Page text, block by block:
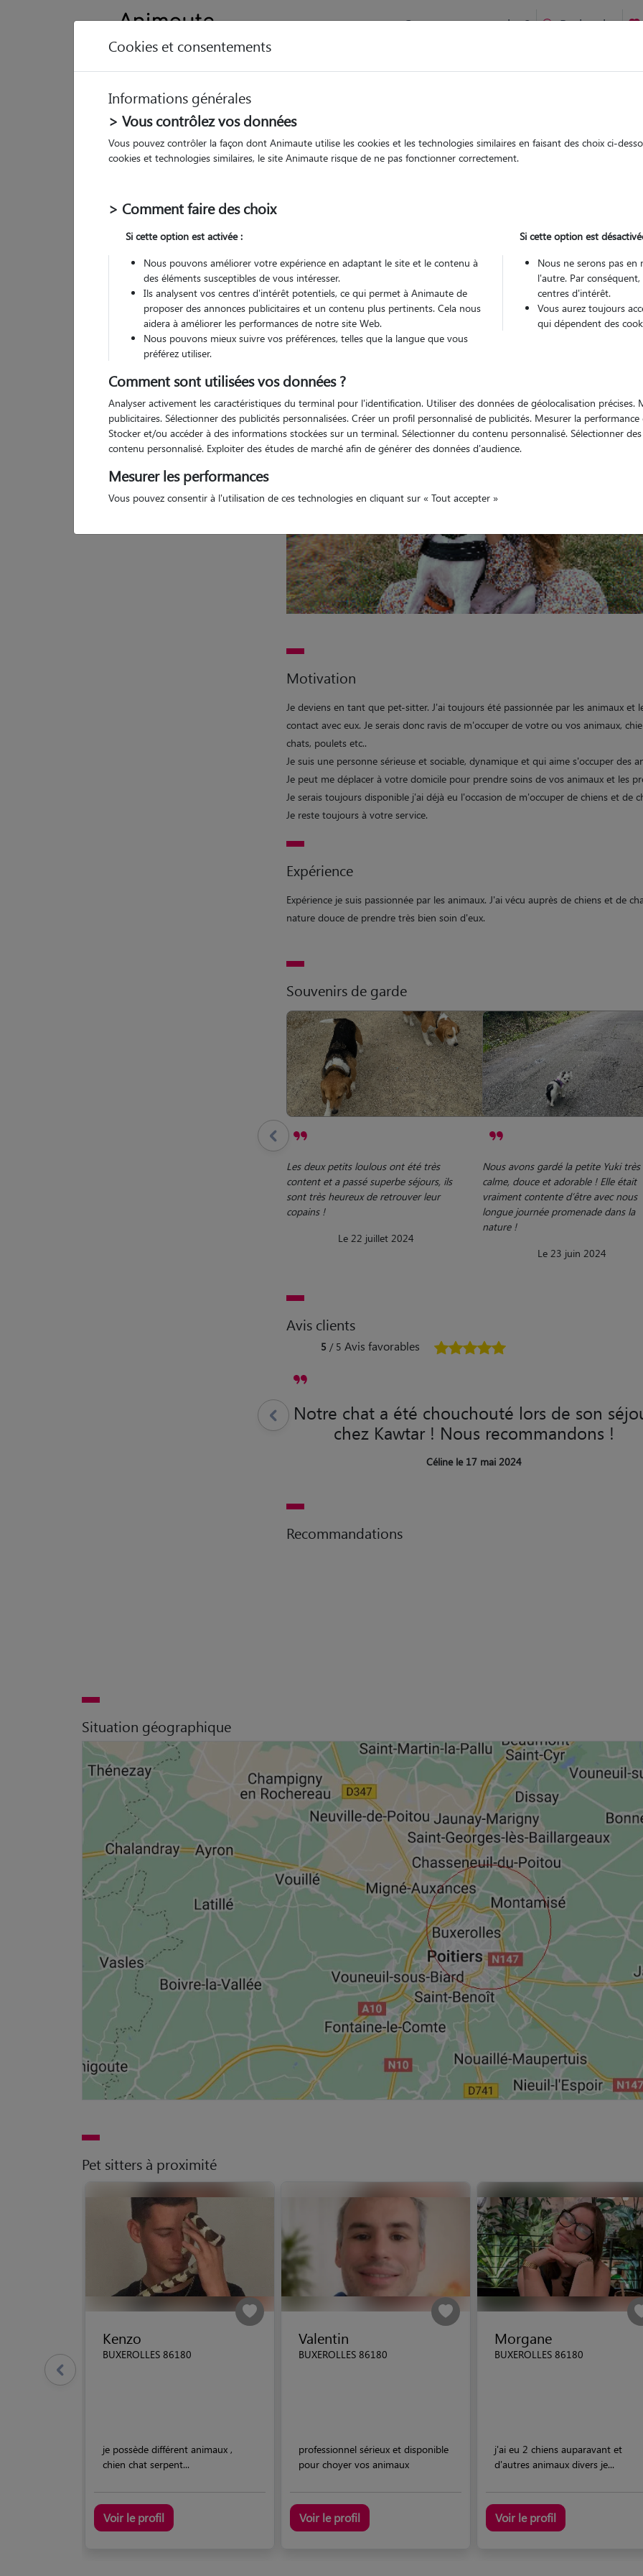
Comment ça marche ? Recherche
6 avis)
5/5
Kawtar
Motivation
Je deviens en tant que pet-sitter. J'ai toujours été passionnée par les animaux et
contact avec eux. Je serais donc ravis de m'occuper de votre ou vos animaux,
chats, poulets etc..
Je suis une personne sérieuse et sociable, dynamique et qui aime s'occuper des
Je peut me déplacer à votre domicile pour prendre soins de vos animaux et les
Je serais toujours disponible j'ai déjà eu l'occasion de m'occuper de chiens et de
Je reste toujours à votre service.
Expérience
Expérience je suis passionnée par les animaux. J'ai vécu auprès de chiens et de
nature douce de prendre très bien soin d'eux.
Souvenirs de garde
Les deux petits loulous ont été très
content et a passé superbe séjours, ils
sont très heureux de retrouver leur
copains !
Le 22 juillet 2024
Nous avons gardé la petite Yuki très
calme, douce et adorable ! Elle était
vraiment contente d’être avec nous
longue journée promenade dans la
nature !
Le 23 juin 2024
Avis clients
5 / 5 Avis favorables
Notre chat a été chouchouté lors de son
chez Kawtar ! Nous recommandons !
Céline le 17 mai 2024
Recommandations
Situation géographique
Pet sitters à proximité
Kenzo
BUXEROLLES 86180
je possède différent animaux ,
chien chat serpent...
Voir le profil
Valentin
BUXEROLLES 86180
professionnel sérieux et disponible
pour choyer vos animaux
Voir le profil
Morgane
BUXEROLLES 86180
j'ai eu 2 chiens auparavant et
d'autres animaux divers je...
Voir le profil
Cookies et consentements
Informations générales
> Vous contrôlez vos données
Vous pouvez contrôler la façon dont Animaute utilise les cookies et les technologies similaires en faisant des choix ci-
cookies et technologies similaires, le site Animaute risque de ne pas fonctionner correctement.
> Comment faire des choix
Si cette option est activée :
Nous pouvons améliorer votre expérience en adaptant le site et le contenu à
des éléments susceptibles de vous intéresser.
Ils analysent vos centres d'intérêt potentiels, ce qui permet à Animaute de
proposer des annonces publicitaires et un contenu plus pertinents. Cela nous
aidera à améliorer les performances de notre site Web.
Nous pouvons mieux suivre vos préférences, telles que la langue que vous
préférez utiliser.
Si cette option est
Nous ne serons pas en
l'autre. Par
centres d'intérêt.
Vous aurez toujours
qui dépendent des
Comment sont utilisées vos données ?
Analyser activement les caractéristiques du terminal pour l'identification. Utiliser des données de géolocalisation précises.
publicitaires. Sélectionner des publicités personnalisées. Créer un profil personnalisé de publicités. Mesurer la
Stocker et/ou accéder à des informations stockées sur un terminal. Sélectionner du contenu personnalisé. Sélectionner
contenu personnalisé. Exploiter des études de marché afin de générer des données d'audience.
Mesurer les performances
Vous pouvez consentir à l'utilisation de ces technologies en cliquant sur « Tout accepter »